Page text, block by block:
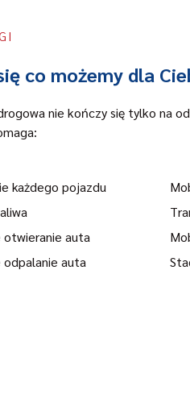
co możemy dla
nie kończy się tylko na
każdego pojazdu
otwieranie auta
odpalanie auta